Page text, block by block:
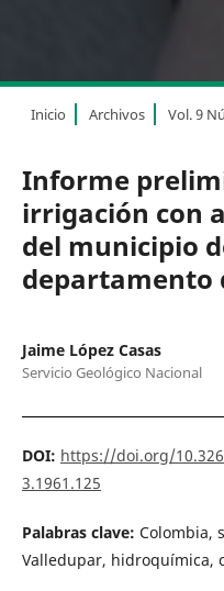
Inicio Archivos Vol. 9
Informe
irrigación con
del municipio
departamento
Jaime López Casas
Servicio Geológico Nacional
DOI: https://doi.org/
3.1961.125
Palabras clave: Colombia,
Valledupar, hidroquímica,